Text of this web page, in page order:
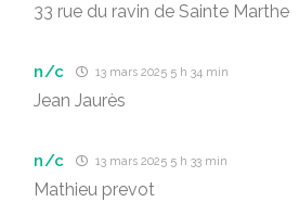
33 rue du ravin de Sainte Marthe
n/c 13 mars 2025 5 h 34 min
Jean Jaurès
n/c 13 mars 2025 5 h 33 min
Mathieu prevot